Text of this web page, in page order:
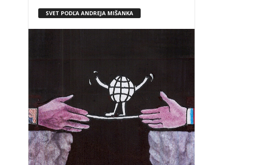
SVET PODĽA ANDREJA MIŠANKA